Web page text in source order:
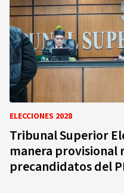
ELECCIONES 2028
Tribunal Superior
manera provisional
precandidatos del